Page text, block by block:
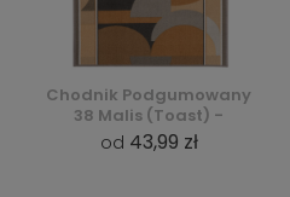
Chodnik Podgumowany
38 Malis (Toast) -
od 43,99 zł